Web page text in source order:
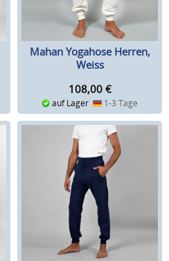
Mahan Yogahose Herren,
Weiss
108,00 €
auf Lager 1-3 Tage